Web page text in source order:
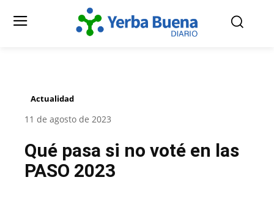
Actualidad
11 de agosto de 2023
Qué pasa si no voté en las
PASO 2023